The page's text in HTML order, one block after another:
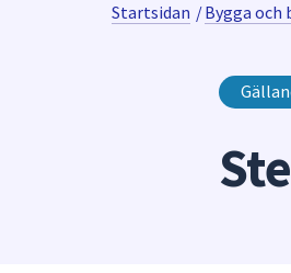
Startsidan /Bygga och